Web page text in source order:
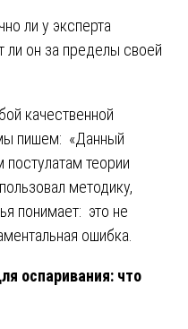
ли у эксперта
он за пределы своей
качественной
пишем: «Данный
теории
методику,
понимает: это не
ошибка.
оспаривания: что